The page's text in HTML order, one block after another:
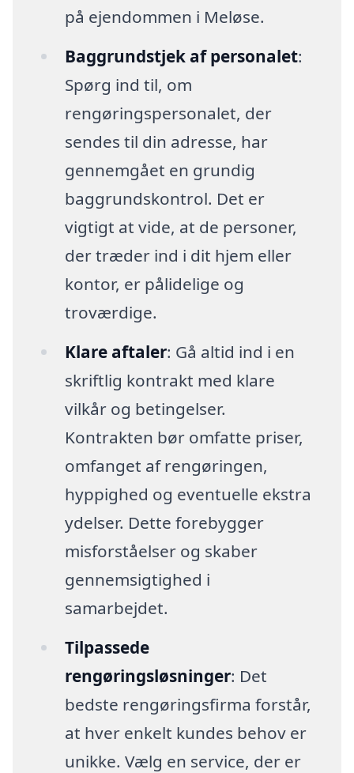
på ejendommen i Meløse.
Baggrundstjek af personalet:
Spørg ind til, om
rengøringspersonalet, der
sendes til din adresse, har
gennemgået en grundig
baggrundskontrol. Det er
vigtigt at vide, at de personer,
der træder ind i dit hjem eller
kontor, er pålidelige og
troværdige.
Klare aftaler: Gå altid ind i en
skriftlig kontrakt med klare
vilkår og betingelser.
Kontrakten bør omfatte priser,
omfanget af rengøringen,
hyppighed og eventuelle ekstra
ydelser. Dette forebygger
misforståelser og skaber
gennemsigtighed i
samarbejdet.
Tilpassede
rengøringsløsninger: Det
bedste rengøringsfirma forstår,
at hver enkelt kundes behov er
unikke. Vælg en service, der er